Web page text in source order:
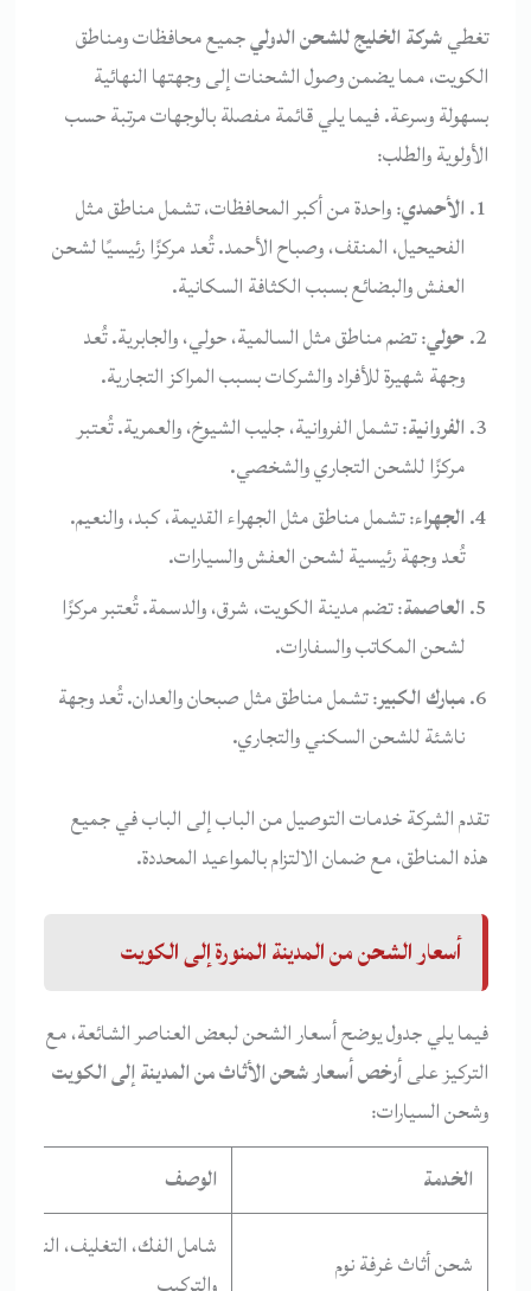
تغطيشركة الخليج للشحن الدوليجميع محافظات ومناطق
الكويت، مما يضمن وصول الشحنات إلى وجهتها النهائية
بسهولة وسرعة. فيما يلي قائمة مفصلة بالوجهات مرتبة حسب
الأولوية والطلب:
الأحمدي: واحدة من أكبر المحافظات، تشمل مناطق مثل
الفحيحيل، المنقف، وصباح الأحمد. تُعد مركزًا رئيسيًا لشحن
العفش والبضائع بسبب الكثافة السكانية.
حولي: تضم مناطق مثل السالمية، حولي، والجابرية. تُعد
وجهة شهيرة للأفراد والشركات بسبب المراكز التجارية.
الفروانية: تشمل الفروانية، جليب الشيوخ، والعمرية. تُعتبر
مركزًا للشحن التجاري والشخصي.
الجهراء: تشمل مناطق مثل الجهراء القديمة، كبد، والنعيم.
تُعد وجهة رئيسية لشحن العفش والسيارات.
العاصمة: تضم مدينة الكويت، شرق، والدسمة. تُعتبر مركزًا
لشحن المكاتب والسفارات.
مبارك الكبير: تشمل مناطق مثل صبحان والعدان. تُعد وجهة
ناشئة للشحن السكني والتجاري.
تقدم الشركة خدمات التوصيل من الباب إلى الباب في جميع
هذه المناطق، مع ضمان الالتزام بالمواعيد المحددة.
أسعار الشحن من المدينة المنورة إلى الكويت
فيما يلي جدول يوضح أسعار الشحن لبعض العناصر الشائعة، مع
التركيز علىأرخص أسعار شحن الأثاث من المدينة إلى الكويت
وشحن السيارات:
الخدمة
الوصف
شحن أثاث غرفة نوم
شامل الفك، التغليف، النقل،